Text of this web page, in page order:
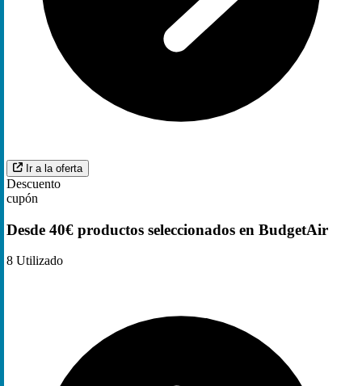
Ir a la oferta
Descuento
cupón
Desde 40€ productos seleccionados en BudgetAir
8 Utilizado